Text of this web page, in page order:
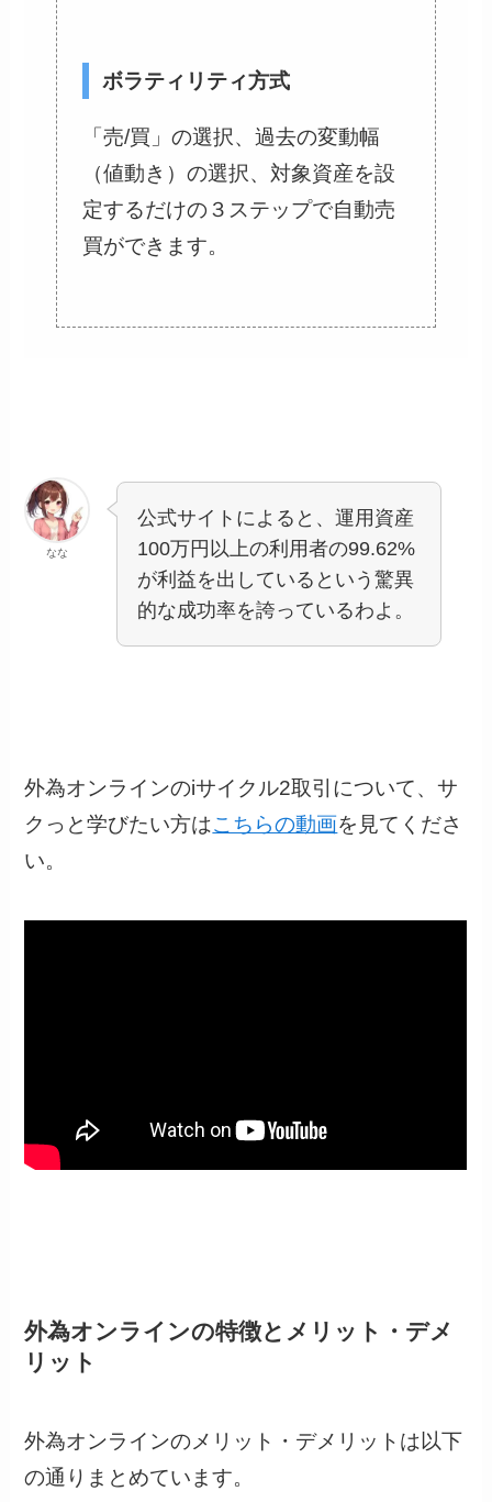
ボラティリティ方式
「売/買」の選択、過去の変動幅
（値動き）の選択、対象資産を設
定するだけの３ステップで自動売
買ができます。
なな
公式サイトによると、運用資産
100万円以上の利用者の99.62%
が利益を出しているという驚異
的な成功率を誇っているわよ。
外為オンラインのiサイクル2取引について、サ
クっと学びたい方はこちらの動画を見てくださ
い。
外為オンラインの特徴とメリット・デメ
リット
外為オンラインのメリット・デメリットは以下
の通りまとめています。